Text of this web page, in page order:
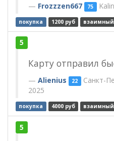
Frozzzen667 75
покупка 1200 руб взаимный
5
Карту отправил
Alienius 22 Санкт-
2025
покупка 4000 руб взаимный
5